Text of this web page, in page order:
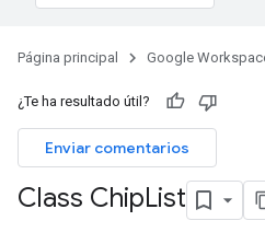
Página principal Google
¿Te ha resultado útil?
Enviar comentarios
Class ChipList